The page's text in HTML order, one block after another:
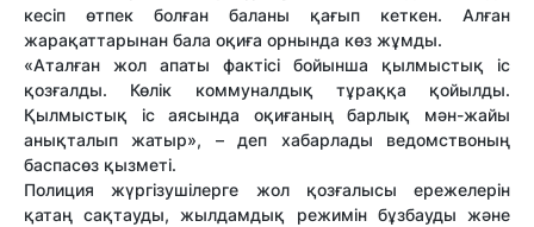
кесіп өтпек болған баланы қағып кеткен. Алған
жарақаттарынан бала оқиға орнында көз жұмды.
«Аталған жол апаты фактісі бойынша қылмыстық іс
қозғалды. Көлік коммуналдық тұраққа қойылды.
Қылмыстық іс аясында оқиғаның барлық мән-жайы
анықталып жатыр», – деп хабарлады ведомствоның
баспасөз қызметі.
Полиция жүргізушілерге жол қозғалысы ережелерін
қатаң сақтауды, жылдамдық режимін бұзбауды және